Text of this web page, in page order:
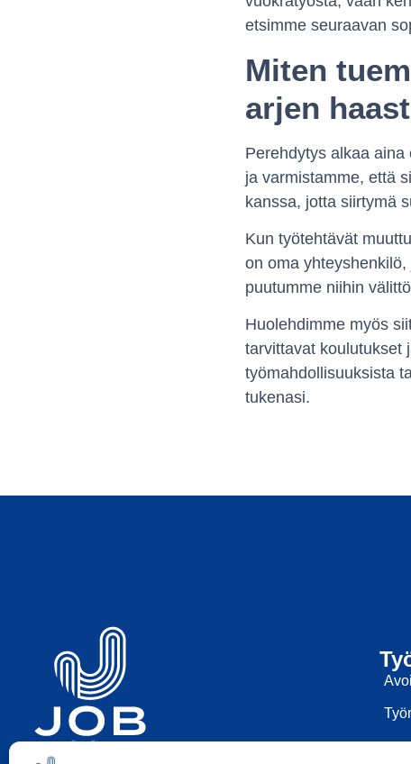
etsimme seuraavan
Miten
arjen
Perehdytys alkaa
ja varmistamme, että
kanssa, jotta siirtymä
Kun työtehtävät
on oma
puutumme niihin
Huolehdimme myös
tarvittavat koulutukset
työmahdollisuuksista
tukenasi.